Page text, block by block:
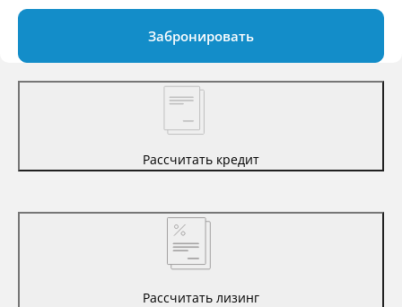
Забронировать
Рассчитать кредит
Рассчитать лизинг